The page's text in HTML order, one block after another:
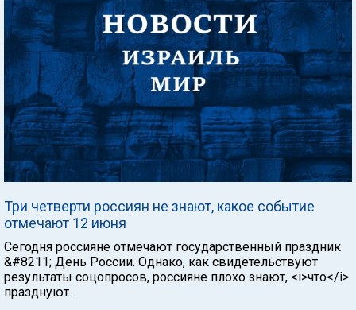
Три четверти россиян не знают, какое событие
отмечают 12 июня
Сегодня россияне отмечают государственный праздник
&#8211; День России. Однако, как свидетельствуют
результаты соцопросов, россияне плохо знают, <i>что</i>
празднуют.